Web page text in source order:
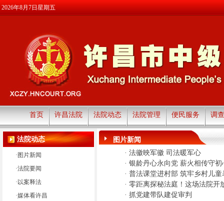
2026年8月7日星期五
首页 许昌法院 法院动态 法院管理 便民服务 调
法院动态
· 图片新闻
·法院要闻
· 以案释法
·媒体看许昌
图片新闻
· 法徽映军徽 司法暖军心
· 银龄丹心永向党 薪火相传守初
· 普法课堂进村部 筑牢乡村儿童
· 零距离探秘法庭！这场法院开
· 抓党建带队建促审判